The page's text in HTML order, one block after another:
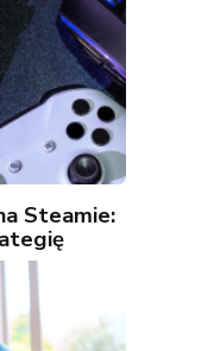
Steamie: